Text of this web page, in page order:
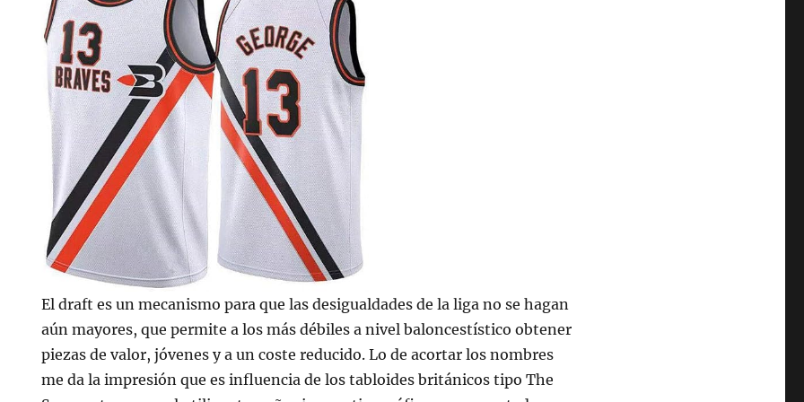
El draft es un mecanismo para que las desigualdades de la liga no se hagan
aún mayores, que permite a los más débiles a nivel baloncestístico obtener
piezas de valor, jóvenes y a un coste reducido. Lo de acortar los nombres
me da la impresión que es influencia de los tabloides británicos tipo The